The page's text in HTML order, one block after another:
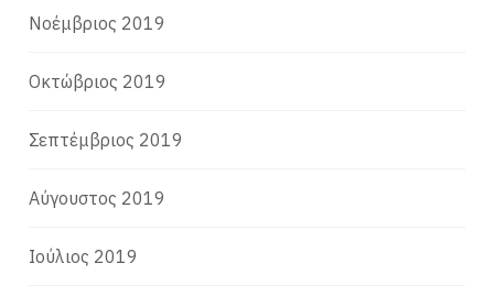
Νοέμβριος 2019
Οκτώβριος 2019
Σεπτέμβριος 2019
Αύγουστος 2019
Ιούλιος 2019